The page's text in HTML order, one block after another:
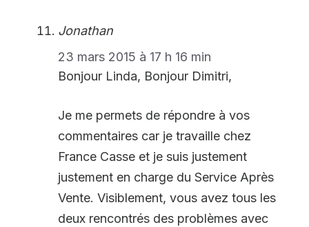
Jonathan
23 mars 2015 à 17 h 16 min
Bonjour Linda, Bonjour Dimitri,
Je me permets de répondre à vos
commentaires car je travaille chez
France Casse et je suis justement
justement en charge du Service Après
Vente. Visiblement, vous avez tous les
deux rencontrés des problèmes avec